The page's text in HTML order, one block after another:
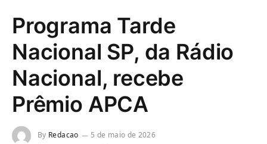
Programa Tarde
Nacional SP, da Rádio
Nacional, recebe
Prêmio APCA
By Redacao
5 de maio de 2026